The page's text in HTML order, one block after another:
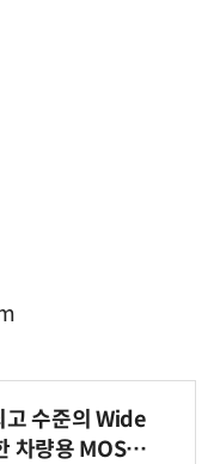
고 수준의 Wide
차량용 MOSF